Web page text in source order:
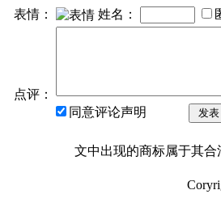
表情： 姓名：
点评：
同意评论声明
发表
文中出现的商标属于其